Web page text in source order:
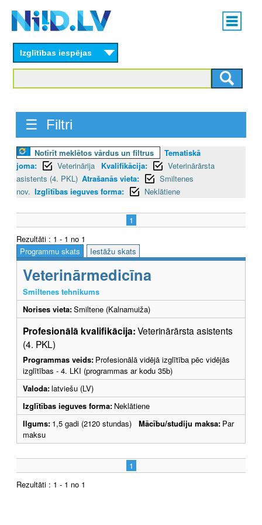
content
Main
menu
Izglītības iespējas
☰ Filtri
Notīrīt meklētos vārdus un filtrus
Tematiskā
joma:
Veterinārija Kvalifikācija:
Veterinārārsta
asistents (4. PKL) Atrašanās vieta:
Smiltenes
nov. Izglītības ieguves forma: Neklātiene
1
Rezultāti : 1 - 1 no 1
Programmu skats
Iestāžu skats
Veterinārmedicīna
Smiltenes tehnikums
Norises vieta:Smiltene (Kalnamuiža)
Profesionālā kvalifikācija:Veterinārārsta asistents
(4. PKL)
Programmas veids: Profesionālā vidējā izglītība pēc vidējās
izglītības - 4. LKI (programmas ar kodu 35b)
Valoda:latviešu (LV)
Izglītības ieguves forma: Neklātiene
Ilgums: 1,5 gadi (2120 stundas) Mācību/studiju maksa: Par
maksu
1
Rezultāti : 1 - 1 no 1